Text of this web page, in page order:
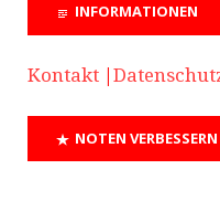
INFORMATIONEN
Kontakt |
NOTEN VERBESSERN